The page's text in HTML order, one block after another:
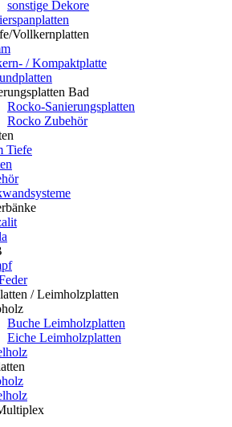
sonstige Dekore
Vollkernplatten
/ Kompaktplatte
Bad
Rocko-Sanierungsplatten
Rocko Zubehör
Tiefe
/ Leimholzplatten
Buche Leimholzplatten
Eiche Leimholzplatten